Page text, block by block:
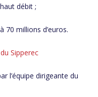
débit ;
70 millions d’euros.
Sipperec
l’équipe dirigeante du